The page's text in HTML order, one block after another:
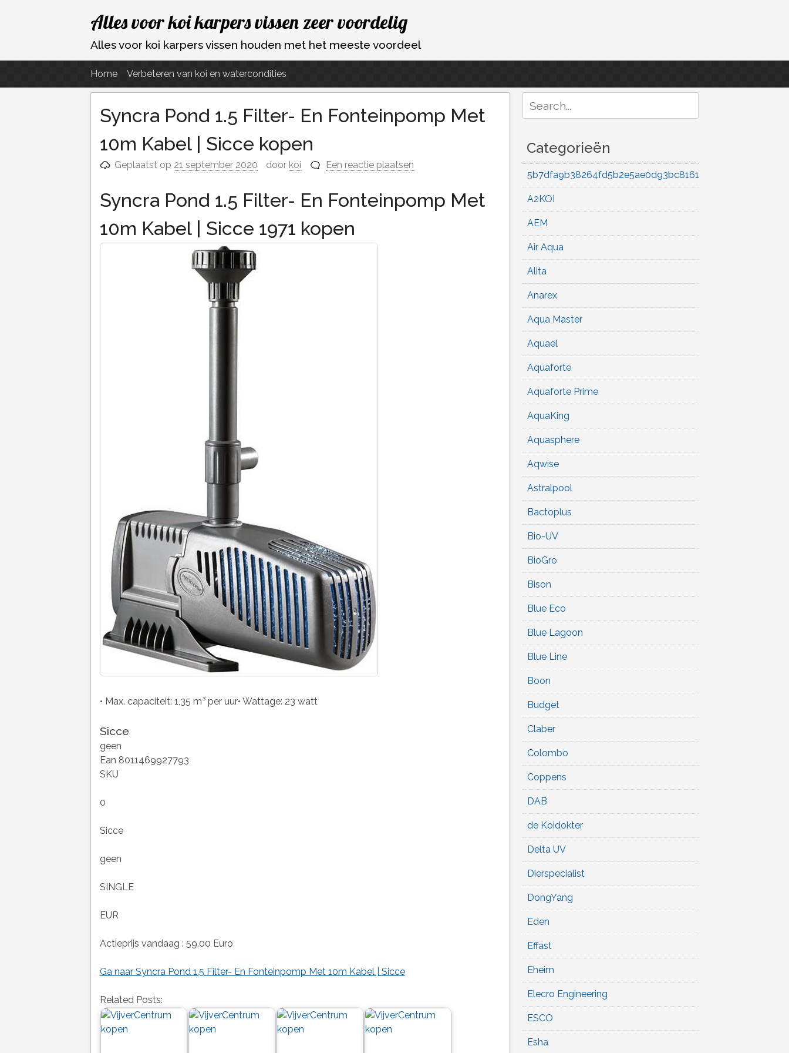
Ga
naar
de
Alles voor koi karpers vissen zeer voordelig
Alles voor koi karpers vissen houden met het meeste voordeel
Home Verbeteren van koi en watercondities
Syncra Pond 1.5 Filter- En Fonteinpomp Met
10m Kabel | Sicce kopen
Geplaatst op 21 september 2020 door koi Een reactie plaatsen
Syncra Pond 1.5 Filter- En Fonteinpomp Met
10m Kabel | Sicce 1971 kopen
• Max. capaciteit: 1,35 m³ per uur• Wattage: 23 watt
Sicce
geen
Ean 8011469927793
SKU
0
Sicce
geen
SINGLE
EUR
Actieprijs vandaag : 59.00 Euro
Ga naar Syncra Pond 1.5 Filter- En Fonteinpomp Met 10m Kabel | Sicce
Related Posts:
for:
Categorieën
5b7dfa9b38264fd5b2e5ae0d93bc8161
A2KOI
AEM
Air Aqua
Alita
Anarex
Aqua Master
Aquael
Aquaforte
Aquaforte Prime
AquaKing
Aquasphere
Aqwise
Astralpool
Bactoplus
Bio-UV
BioGro
Bison
Blue Eco
Blue Lagoon
Blue Line
Boon
Budget
Claber
Colombo
Coppens
DAB
de Koidokter
Delta UV
Dierspecialist
DongYang
Eden
Effast
Eheim
Elecro Engineering
ESCO
Esha